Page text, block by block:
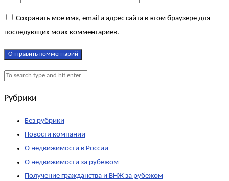
Сохранить моё имя, email и адрес сайта в этом браузере для
последующих моих комментариев.
Рубрики
Без рубрики
Новости компании
О недвижимости в России
О недвижимости за рубежом
Получение гражданства и ВНЖ за рубежом